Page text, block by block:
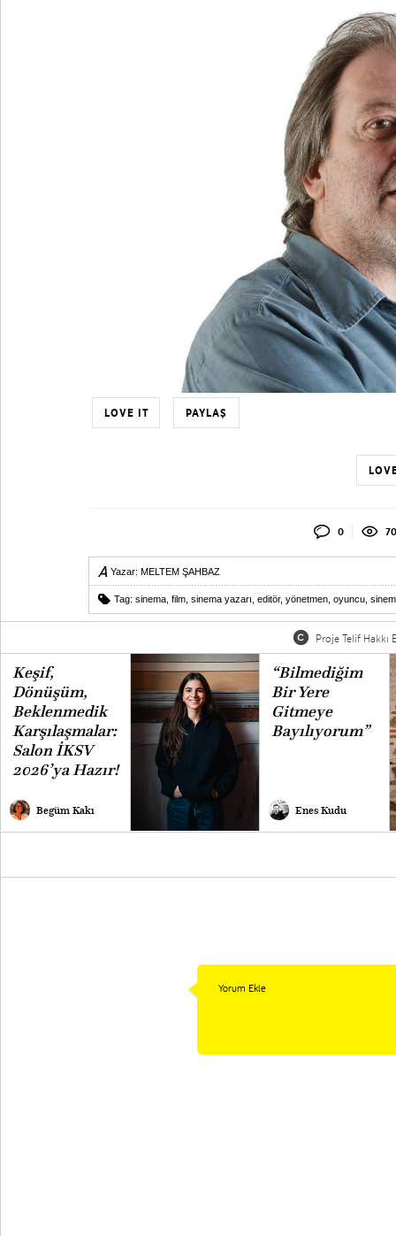
LOVE IT PAYLAŞ
0
Yazar: MELTEM ŞAHBAZ
Tag: sinema film sinema yazarı editör, yönetmen oyuncu
Proje Telif Hakkı
Keşif,
Dönüşüm,
Beklenmedik
Karşılaşmalar:
Salon İKSV
2026’ya Hazır!
Begüm Kakı
“Bilmediğim
Bir Yere
Gitmeye
Bayılıyorum”
Enes Kudu